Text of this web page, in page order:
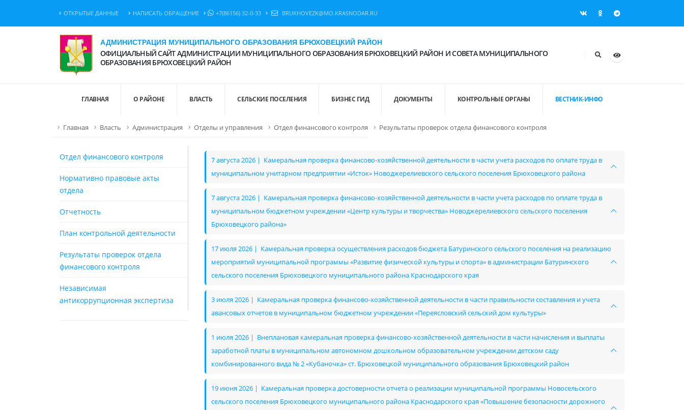
ОТКРЫТЫЕ ДАННЫЕ НАПИСАТЬ ОБРАЩЕНИЕ +7(86156) 32-0-33 BRUKHOVEZK@MO.KRASNODAR.RU
АДМИНИСТРАЦИЯ МУНИЦИПАЛЬНОГО ОБРАЗОВАНИЯ БРЮХОВЕЦКИЙ РАЙОН
ОФИЦИАЛЬНЫЙ САЙТ АДМИНИСТРАЦИИ МУНИЦИПАЛЬНОГО ОБРАЗОВАНИЯ БРЮХОВЕЦКИЙ РАЙОН И СОВЕТА МУНИЦИПАЛЬНОГО
ОБРАЗОВАНИЯ БРЮХОВЕЦКИЙ РАЙОН
ГЛАВНАЯ О РАЙОНЕ ВЛАСТЬ СЕЛЬСКИЕ ПОСЕЛЕНИЯ БИЗНЕС ГИД ДОКУМЕНТЫ КОНТРОЛЬНЫЕ ОРГАНЫ ВЕСТНИК-ИНФО
Главная Власть Администрация Отделы и управления Отдел финансового контроля Результаты проверок отдела финансового контроля
Отдел финансового контроля
Нормативно правовые акты
отдела
Отчетность
План контрольной деятельности
Результаты проверок отдела
финансового контроля
Независимая
антикоррупционная экспертиза
7 августа 2026 | Камеральная проверка финансово-хозяйственной деятельности в части учета расходов по оплате труда в
муниципальном унитарном предприятии «Исток» Новоджерелиевского сельского поселения Брюховецкого района
7 августа 2026 | Камеральная проверка финансово-хозяйственной деятельности в части учета расходов по оплате труда в
муниципальном бюджетном учреждении «Центр культуры и творчества» Новоджерелиевского сельского поселения
Брюховецкого района»
17 июля 2026 | Камеральная проверка осуществления расходов бюджета Батуринского сельского поселения на реализацию
мероприятий муниципальной программы «Развитие физической культуры и спорта» в администрации Батуринского
сельского поселения Брюховецкого муниципального района Краснодарского края
3 июля 2026 | Камеральная проверка финансово-хозяйственной деятельности в части правильности составления и учета
авансовых отчетов в муниципальном бюджетном учреждении «Переясловский сельский дом культуры»
1 июля 2026 | Внеплановая камеральная проверка финансово-хозяйственной деятельности в части начисления и выплаты
заработной платы в муниципальном автономном дошкольном образовательном учреждении детском саду
комбинированного вида № 2 «Кубаночка» ст. Брюховецкой муниципального образования Брюховецкий район
19 июня 2026 | Камеральная проверка достоверности отчета о реализации муниципальной программы Новосельского
сельского поселения Брюховецкого муниципального района Краснодарского края «Повышение безопасности дорожного